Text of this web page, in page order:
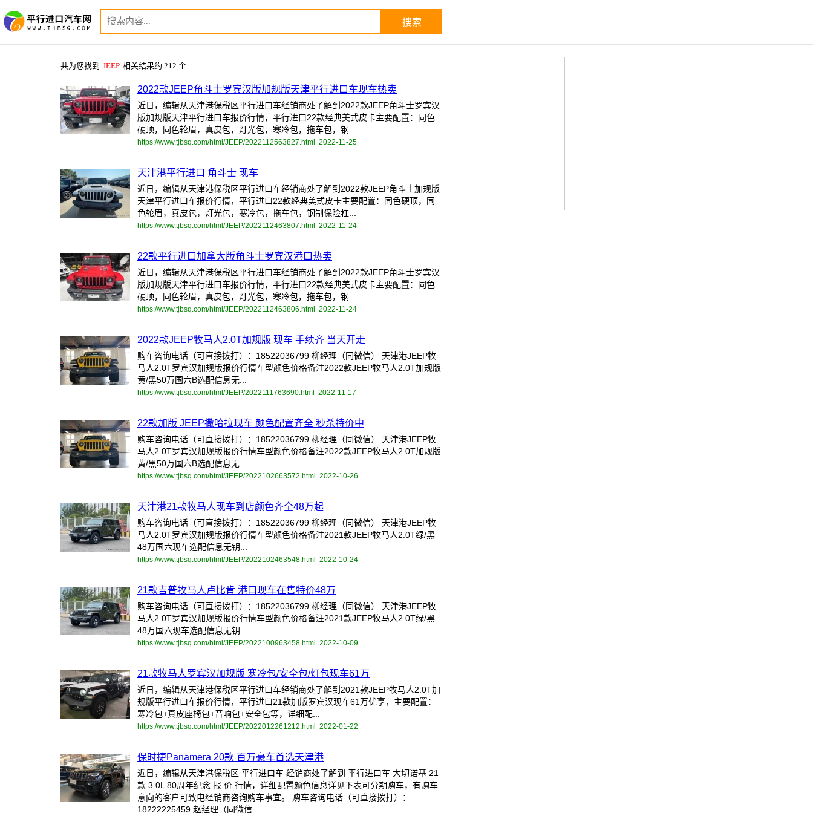
共为您找到 JEEP 相关结果约 212 个
2022款JEEP角斗士罗宾汉版加规版天津平行进口车现车热卖
近日，编辑从天津港保税区平行进口车经销商处了解到2022款JEEP角斗士罗宾汉
版加规版天津平行进口车报价行情，平行进口22款经典美式皮卡主要配置：同色
硬顶，同色轮眉，真皮包，灯光包，寒冷包，拖车包，钢...
https://www.tjbsq.com/html/JEEP/2022112563827.html 2022-11-25
天津港平行进口 角斗士 现车
近日，编辑从天津港保税区平行进口车经销商处了解到2022款JEEP角斗士加规版
天津平行进口车报价行情，平行进口22款经典美式皮卡主要配置：同色硬顶，同
色轮眉，真皮包，灯光包，寒冷包，拖车包，钢制保险杠...
https://www.tjbsq.com/html/JEEP/2022112463807.html 2022-11-24
22款平行进口加拿大版角斗士罗宾汉港口热卖
近日，编辑从天津港保税区平行进口车经销商处了解到2022款JEEP角斗士罗宾汉
版加规版天津平行进口车报价行情，平行进口22款经典美式皮卡主要配置：同色
硬顶，同色轮眉，真皮包，灯光包，寒冷包，拖车包，钢...
https://www.tjbsq.com/html/JEEP/2022112463806.html 2022-11-24
2022款JEEP牧马人2.0T加规版 现车 手续齐 当天开走
购车咨询电话（可直接拨打）：18522036799 柳经理（同微信） 天津港JEEP牧
马人2.0T罗宾汉加规版报价行情车型颜色价格备注2022款JEEP牧马人2.0T加规版
黄/黑50万国六B选配信息无...
https://www.tjbsq.com/html/JEEP/2022111763690.html 2022-11-17
22款加版 JEEP撒哈拉现车 颜色配置齐全 秒杀特价中
购车咨询电话（可直接拨打）：18522036799 柳经理（同微信） 天津港JEEP牧
马人2.0T罗宾汉加规版报价行情车型颜色价格备注2022款JEEP牧马人2.0T加规版
黄/黑50万国六B选配信息无...
https://www.tjbsq.com/html/JEEP/2022102663572.html 2022-10-26
天津港21款牧马人现车到店颜色齐全48万起
购车咨询电话（可直接拨打）：18522036799 柳经理（同微信） 天津港JEEP牧
马人2.0T罗宾汉加规版报价行情车型颜色价格备注2021款JEEP牧马人2.0T绿/黑
48万国六现车选配信息无钥...
https://www.tjbsq.com/html/JEEP/2022102463548.html 2022-10-24
21款吉普牧马人卢比肯 港口现车在售特价48万
购车咨询电话（可直接拨打）：18522036799 柳经理（同微信） 天津港JEEP牧
马人2.0T罗宾汉加规版报价行情车型颜色价格备注2021款JEEP牧马人2.0T绿/黑
48万国六现车选配信息无钥...
https://www.tjbsq.com/html/JEEP/2022100963458.html 2022-10-09
21款牧马人罗宾汉加规版 寒冷包/安全包/灯包现车61万
近日，编辑从天津港保税区平行进口车经销商处了解到2021款JEEP牧马人2.0T加
规版平行进口车报价行情，平行进口21款加版罗宾汉现车61万优享，主要配置：
寒冷包+真皮座椅包+音响包+安全包等，详细配...
https://www.tjbsq.com/html/JEEP/2022012261212.html 2022-01-22
保时捷Panamera 20款 百万豪车首选天津港
近日，编辑从天津港保税区 平行进口车 经销商处了解到 平行进口车 大切诺基 21
款 3.0L 80周年纪念 报 价 行情，详细配置颜色信息详见下表可分期购车，有购车
意向的客户可致电经销商咨询购车事宜。 购车咨询电话（可直接拨打）：
18222225459 赵经理（同微信...